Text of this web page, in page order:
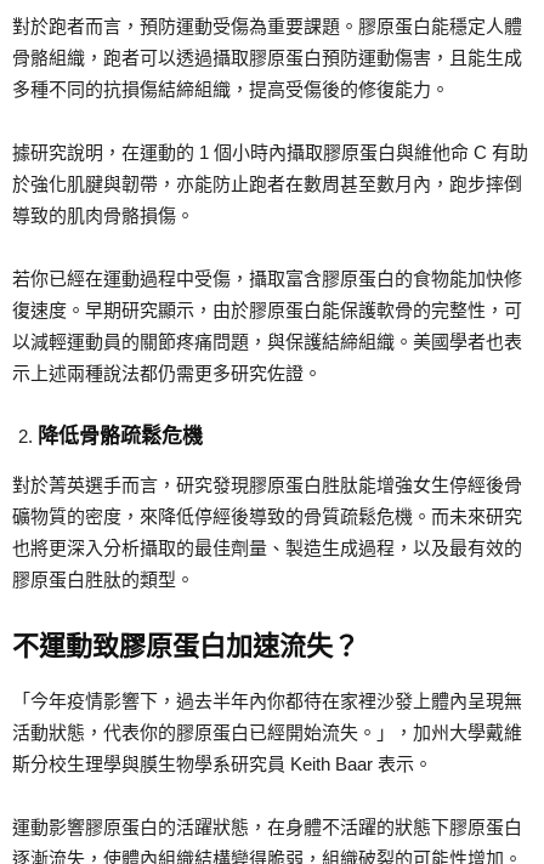
對於跑者而言，預防運動受傷為重要課題。膠原蛋白能穩定人體
骨骼組織，跑者可以透過攝取膠原蛋白預防運動傷害，且能生成
多種不同的抗損傷結締組織，提高受傷後的修復能力。
據研究說明，在運動的 1 個小時內攝取膠原蛋白與維他命 C 有助
於強化肌腱與韌帶，亦能防止跑者在數周甚至數月內，跑步摔倒
導致的肌肉骨骼損傷。
若你已經在運動過程中受傷，攝取富含膠原蛋白的食物能加快修
復速度。早期研究顯示，由於膠原蛋白能保護軟骨的完整性，可
以減輕運動員的關節疼痛問題，與保護結締組織。美國學者也表
示上述兩種說法都仍需更多研究佐證。
降低骨骼疏鬆危機
對於菁英選手而言，研究發現膠原蛋白胜肽能增強女生停經後骨
礦物質的密度，來降低停經後導致的骨質疏鬆危機。而未來研究
也將更深入分析攝取的最佳劑量、製造生成過程，以及最有效的
膠原蛋白胜肽的類型。
不運動致膠原蛋白加速流失？
「今年疫情影響下，過去半年內你都待在家裡沙發上體內呈現無
活動狀態，代表你的膠原蛋白已經開始流失。」，加州大學戴維
斯分校生理學與膜生物學系研究員 Keith Baar 表示。
運動影響膠原蛋白的活躍狀態，在身體不活躍的狀態下膠原蛋白
逐漸流失，使體內組織結構變得脆弱，組織破裂的可能性增加。